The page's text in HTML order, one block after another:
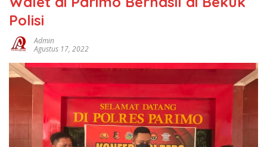
Polisi
Admin
Agustus 17, 2022